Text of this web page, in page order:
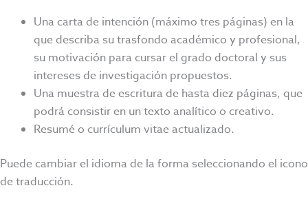
Una carta de intención (máximo tres páginas) en la
que describa su trasfondo académico y profesional,
su motivación para cursar el grado doctoral y sus
intereses de investigación propuestos.
Una muestra de escritura de hasta diez páginas, que
podrá consistir en un texto analítico o creativo.
Resumé o currículum vitae actualizado.
Puede cambiar el idioma de la forma seleccionando el icono
de traducción.